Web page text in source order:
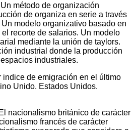
método de organización
de organiza en serie a través
modelo organizativo basado en
recorte de salarios. Un modelo
mediante la unión de taylors.
industrial donde la producción
industriales.
indice de emigración en el último
Unido. Estados Unidos.
nacionalismo británico de carácter
francés de carácter